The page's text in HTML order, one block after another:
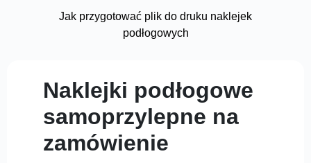
Jak przygotować plik do druku naklejek
podłogowych
Naklejki podłogowe
samoprzylepne na
zamówienie